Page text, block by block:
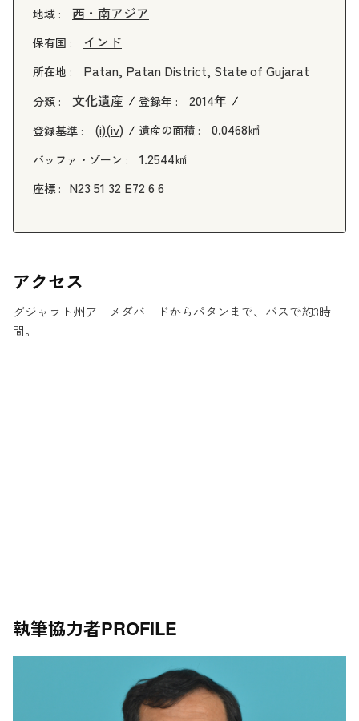
地域 : 西・南アジア
保有国 : インド
所在地 : Patan, Patan District, State of Gujarat
分類 : 文化遺産 登録年 : 2014年
登録基準 : (i)(iv) 遺産の面積 : 0.0468㎢
バッファ・ゾーン : 1.2544㎢
座標 : N23 51 32 E72 6 6
アクセス
グジャラト州アーメダバードからパタンまで、バスで約3時
間。
執筆協力者PROFILE